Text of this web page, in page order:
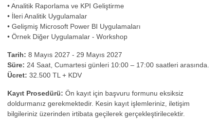
• Analitik Raporlama ve KPI Geliştirme
• İleri Analitik Uygulamalar
• Gelişmiş Microsoft Power BI Uygulamaları
• Örnek Diğer Uygulamalar - Workshop
Tarih: 8 Mayıs 2027 - 29 Mayıs 2027
Süre: 24 Saat, Cumartesi günleri 10:00 – 17:00 saatleri arasında.
Ücret: 32.500 TL + KDV
Kayıt Prosedürü: Ön kayıt için başvuru formunu eksiksiz
doldurmanız gerekmektedir. Kesin kayıt işlemleriniz, iletişim
bilgileriniz üzerinden irtibata geçilerek gerçekleştirilecektir.